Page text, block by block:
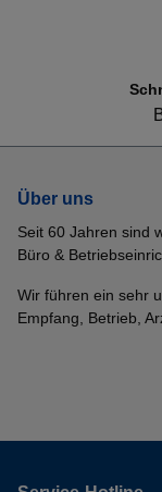
Über uns
Seit 60 Jahren sind
Büro &
Wir führen ein sehr
Empfang, Betrieb,